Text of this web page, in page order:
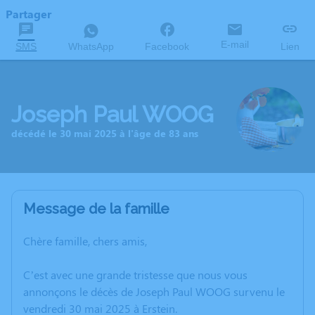
Partager
SMS WhatsApp Facebook E-mail Lien
Joseph Paul WOOG
décédé le 30 mai 2025 à l'âge de 83 ans
Message de la famille
Chère famille, chers amis,
C’est avec une grande tristesse que nous vous
annonçons le décès de Joseph Paul WOOG survenu le
vendredi 30 mai 2025 à Erstein.